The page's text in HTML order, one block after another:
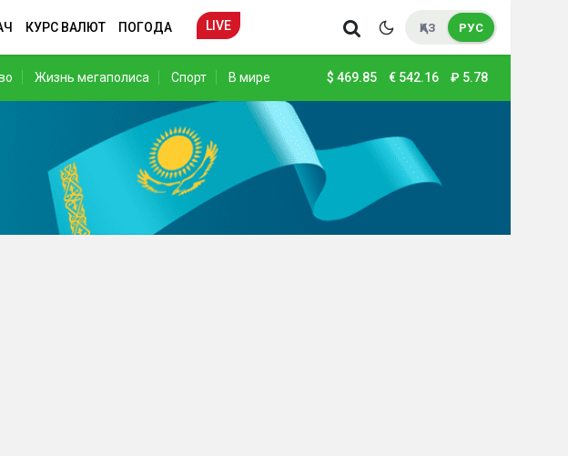
КУРС ВАЛЮТ ПОГОДА LIVE ҚАЗ РУС
Жизнь мегаполиса Спорт В мире $ 469.85 € 542.16 ₽ 5.78